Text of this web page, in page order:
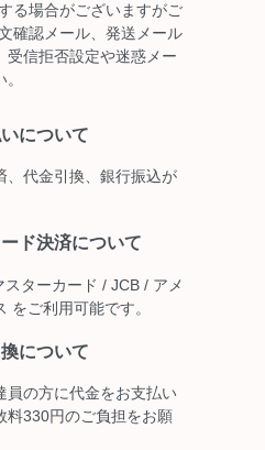
る場合がございますがご
確認メール、発送メール
受信拒否設定や迷惑メー
について
、代金引換、銀行振込が
ド決済について
ターカード / JCB / アメ
をご利用可能です。
について
員の方に代金をお支払い
料330円のご負担をお願